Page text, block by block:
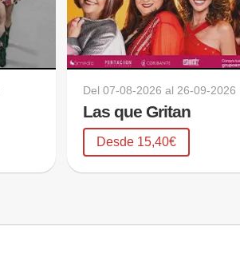
Del07-08-2026 al 26-09-2026
Las que Gritan
Desde 15,40€